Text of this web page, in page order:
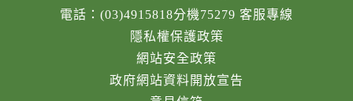
電話：(03)4915818分機75279 客服專線
隱私權保護政策
網站安全政策
政府網站資料開放宣告